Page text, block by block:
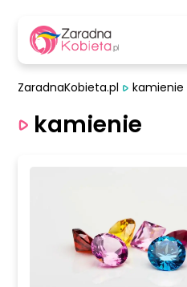
ZaradnaKobieta.pl kamienie
kamienie